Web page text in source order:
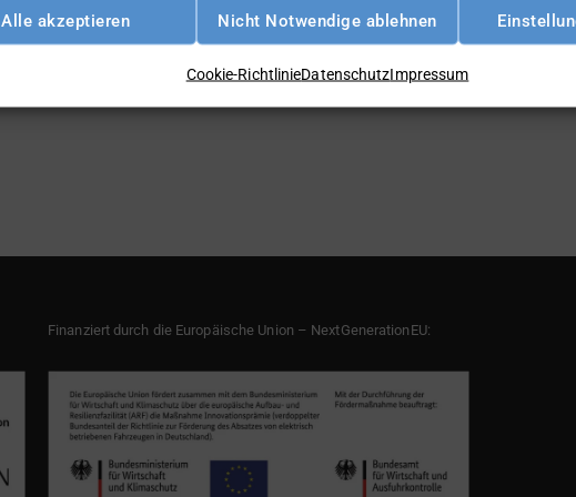
Alle akzeptieren Nicht Notwendige ablehnen
Cookie-RichtlinieDatenschutzImpressum
Finanziert durch die Europäische Union – NextGenerationEU: